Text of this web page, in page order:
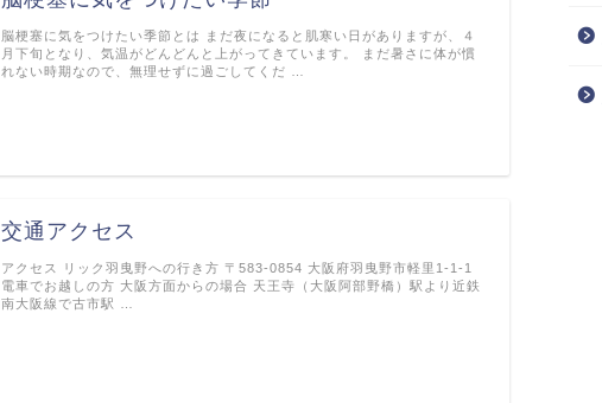
脳梗塞に気をつけたい季節とは まだ夜になると肌寒い日がありますが、４
月下旬となり、気温がどんどんと上がってきています。 まだ暑さに体が慣
れない時期なので、無理せずに過ごしてくだ …
交通アクセス
アクセス リック羽曳野への行き方 〒583-0854 大阪府羽曳野市軽里1-1-1
電車でお越しの方 大阪方面からの場合 天王寺（大阪阿部野橋）駅より近鉄
南大阪線で古市駅 …